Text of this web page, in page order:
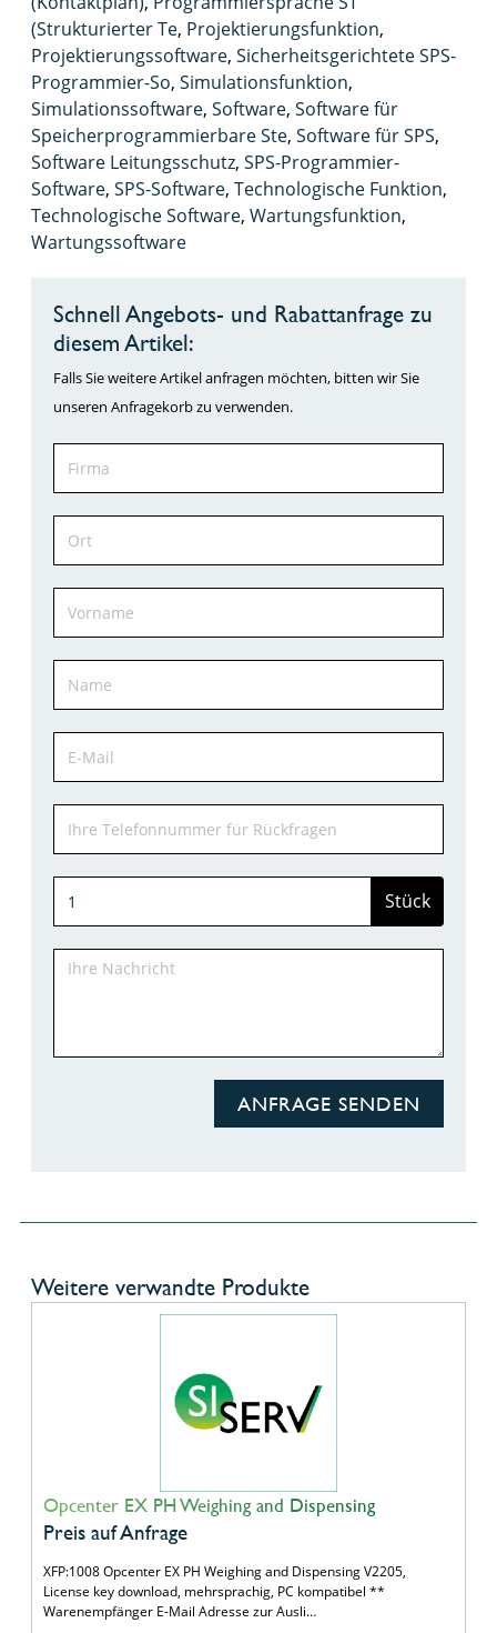
(Strukturierter Te, Projektierungsfunktion,
Projektierungssoftware, Sicherheitsgerichtete SPS-
Programmier-So, Simulationsfunktion,
Simulationssoftware, Software, Software für
Speicherprogrammierbare Ste, Software für SPS,
Software Leitungsschutz, SPS-Programmier-
Software, SPS-Software, Technologische Funktion,
Technologische Software, Wartungsfunktion,
Wartungssoftware
Schnell Angebots- und Rabattanfrage zu
diesem Artikel:
Falls Sie weitere Artikel anfragen möchten, bitten wir Sie
unseren Anfragekorb zu verwenden.
Stück
ANFRAGE SENDEN
Weitere verwandte Produkte
Opcenter EX PH Weighing and Dispensing
Preis auf Anfrage
XFP:1008 Opcenter EX PH Weighing and Dispensing V2205,
License key download, mehrsprachig, PC kompatibel **
Warenempfänger E-Mail Adresse zur Ausli…